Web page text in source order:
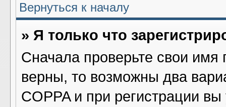
Вернуться к началу
» Я только что
Сначала проверьте свои имя
верны, то возможны два
COPPA и при регистрации